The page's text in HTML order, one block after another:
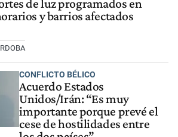
de luz programados en
y barrios afectados
CONFLICTO BÉLICO
Acuerdo Estados
Unidos/Irán: “Es muy
importante porque prevé el
cese de hostilidades entre